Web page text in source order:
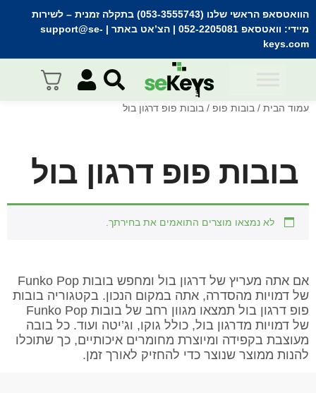
הוואטסאפ הראשי שלנו (053-3555743) בתקלה זמנית
– לשירות
מיידי: וואטסאפ 052-2205081 | הצ’אט באתר | support@se-
keys.com
עמוד הבית / בובות פופ / בובות פופ דרגון בול
בובות פופ דרגון בול
לא נמצאו מוצרים התואמים את בחירתך.
אם אתה מעריץ של דרגון בול ומחפש בובות Funko Pop
של דמויות מהסדרה, אתה במקום הנכון. בקטגוריה בובות
פופ דרגון בול תמצאו מגוון רחב של בובות Funko Pop
של דמויות מדרגון בול, כולל גוקו, וג’יטה ועוד. כל בובה
מעוצבת בקפידה ומיוצרת מחומרים איכותיים, כך שתוכלו
להנות ממוצר שנוצר כדי להחזיק לאורך זמן.